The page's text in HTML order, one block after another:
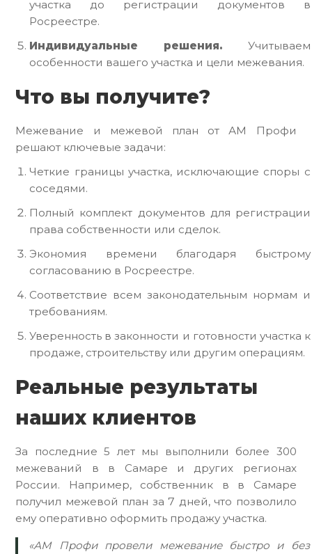
участка до регистрации документов в
Росреестре.
Индивидуальные решения. Учитываем
особенности вашего участка и цели межевания.
Что вы получите?
Межевание и межевой план от АМ Профи
решают ключевые задачи:
Четкие границы участка, исключающие споры с
соседями.
Полный комплект документов для регистрации
права собственности или сделок.
Экономия времени благодаря быстрому
согласованию в Росреестре.
Соответствие всем законодательным нормам и
требованиям.
Уверенность в законности и готовности участка к
продаже, строительству или другим операциям.
Реальные результаты
наших клиентов
За последние 5 лет мы выполнили более 300
межеваний в в Самаре и других регионах
России. Например, собственник в в Самаре
получил межевой план за 7 дней, что позволило
ему оперативно оформить продажу участка.
«АМ Профи провели межевание быстро и без